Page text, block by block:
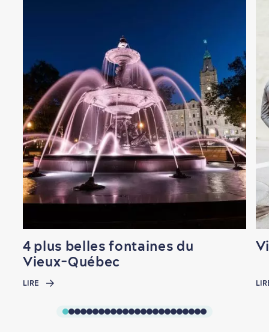
4 plus belles fontaines du
Vieux-Québec
LIRE